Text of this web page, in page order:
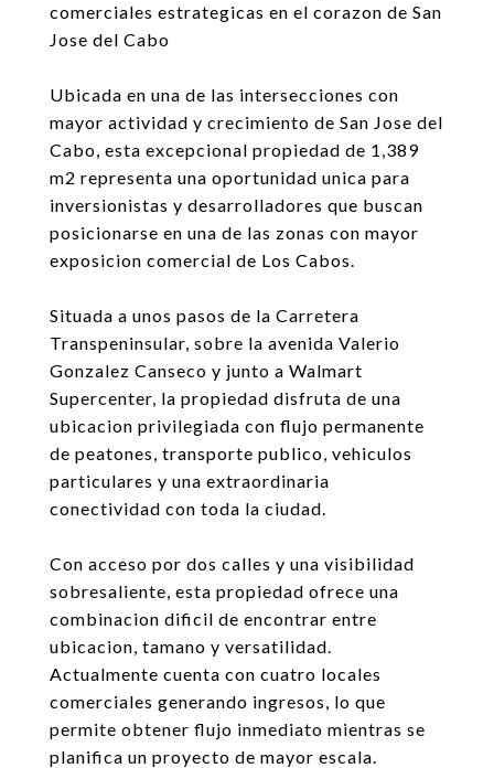
comerciales estrategicas en el corazon de San
Jose del Cabo
Ubicada en una de las intersecciones con
mayor actividad y crecimiento de San Jose del
Cabo, esta excepcional propiedad de 1,389
m2 representa una oportunidad unica para
inversionistas y desarrolladores que buscan
posicionarse en una de las zonas con mayor
exposicion comercial de Los Cabos.
Situada a unos pasos de la Carretera
Transpeninsular, sobre la avenida Valerio
Gonzalez Canseco y junto a Walmart
Supercenter, la propiedad disfruta de una
ubicacion privilegiada con flujo permanente
de peatones, transporte publico, vehiculos
particulares y una extraordinaria
conectividad con toda la ciudad.
Con acceso por dos calles y una visibilidad
sobresaliente, esta propiedad ofrece una
combinacion dificil de encontrar entre
ubicacion, tamano y versatilidad.
Actualmente cuenta con cuatro locales
comerciales generando ingresos, lo que
permite obtener flujo inmediato mientras se
planifica un proyecto de mayor escala.